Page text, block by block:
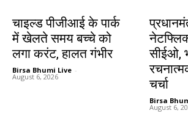
चाइल्ड पीजीआई के पार्क
में खेलते समय बच्चे को
लगा करंट, हालत गंभीर
Birsa Bhumi Live -
August 6, 2026
सीईओ,
चर्चा
Birsa
August 6,